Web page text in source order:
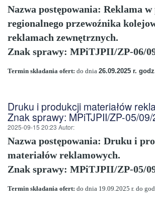
Nazwa postępowania: Reklama w
regionalnego przewoźnika
reklamach zewnętrznych.
Znak sprawy: MPiTJPII/ZP-06/
Termin składania ofert: do dnia 26.09.2025 r.
Druku i produkcji materiałów
Znak sprawy: MPiTJPII/ZP-05/
2025-09-15 20:23 Autor:
Nazwa postępowania: Druku i
materiałów reklamowych.
Znak sprawy: MPiTJPII/ZP-05/
Termin składania ofert: do dnia 19 .09.2025 r. do